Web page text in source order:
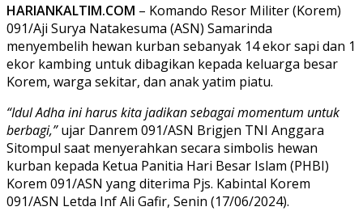
HARIANKALTIM.COM – Komando Resor Militer (Korem)
091/Aji Surya Natakesuma (ASN) Samarinda
menyembelih hewan kurban sebanyak 14 ekor sapi dan 1
ekor kambing untuk dibagikan kepada keluarga besar
Korem, warga sekitar, dan anak yatim piatu.
“Idul Adha ini harus kita jadikan sebagai momentum untuk
berbagi,”ujar Danrem 091/ASN Brigjen TNI Anggara
Sitompul saat menyerahkan secara simbolis hewan
kurban kepada Ketua Panitia Hari Besar Islam (PHBI)
Korem 091/ASN yang diterima Pjs. Kabintal Korem
091/ASN Letda Inf Ali Gafir, Senin (17/06/2024).